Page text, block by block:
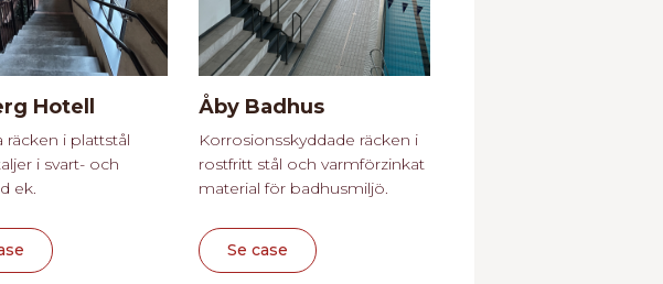
Hotell
räcken i plattstål
i svart- och
ek.
Åby Badhus
Korrosionsskyddade räcken i
rostfritt stål och varmförzinkat
material för badhusmiljö.
Se case